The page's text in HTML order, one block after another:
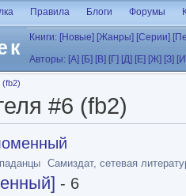
Правила Блоги Форумы
Книги: [Новые] [Жанры] [Серии]
Авторы: [А] [Б] [В] [Г] [Д] [Е] [Ж] [З]
(fb2)
#6 (fb2)
Самиздат, сетевая
- 6